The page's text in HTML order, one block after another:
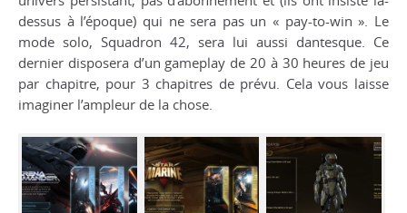
dessus à l’époque) qui ne sera pas un « pay-to-win ». Le
mode solo, Squadron 42, sera lui aussi dantesque. Ce
dernier disposera d’un gameplay de 20 à 30 heures de jeu
par chapitre, pour 3 chapitres de prévu. Cela vous laisse
imaginer l’ampleur de la chose.